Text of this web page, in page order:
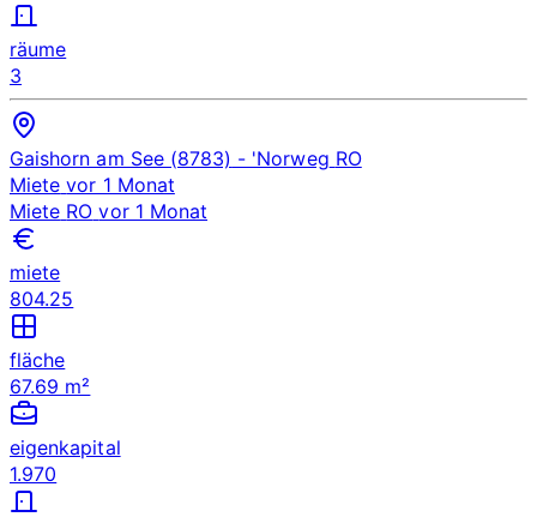
räume
3
Gaishorn am See (8783) - 'Norweg RO
Miete vor 1 Monat
Miete RO vor 1 Monat
miete
804.25
fläche
67.69 m²
eigenkapital
1.970